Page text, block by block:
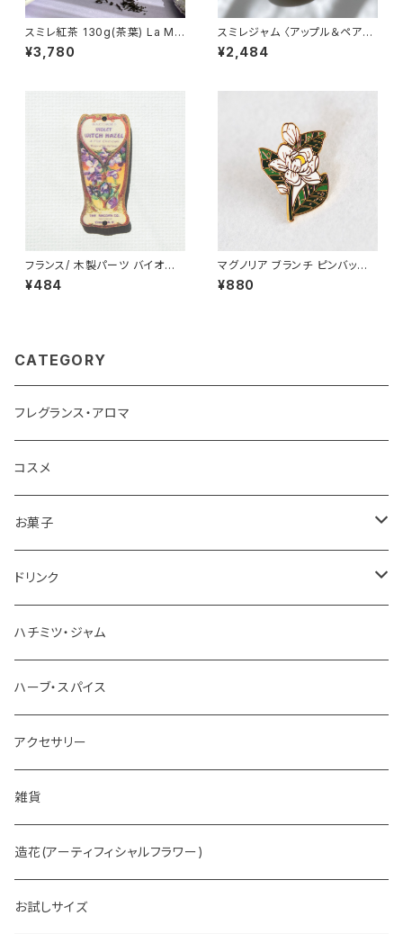
スミレ紅茶 130g(茶葉) La Mai
son de la Violette フランス/
トゥールーズ Violet black tea
¥3,780
スミレジャム 〈アップル＆ペア
ー〉100g La Maison de la Vi
olette バイオレットジャム Fran
¥2,484
フランス/ 木製パーツ バイオレッ
ト(スミレ) アンティークラベル
ウィッチヘーゼル 3cm 輸入 ウ
¥484
マグノリア ブランチ ピンバッジ
White Magnolia
¥880
CATEGORY
フレグランス・アロマ
コスメ
お菓子
チョコレート
ドリンク
お茶
ホットチョコレート
ハチミツ・ジャム
ハーブ・スパイス
アクセサリー
雑貨
造花(アーティフィシャルフラワー)
お試しサイズ